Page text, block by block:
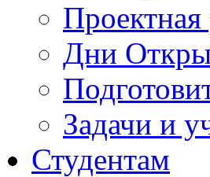
Проектная
Дни
Задачи и
Студентам